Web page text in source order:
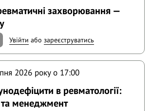
захворювання —
Увійти абозареєструватись
2026 року o 17:00
в ревматології:
та менеджмент